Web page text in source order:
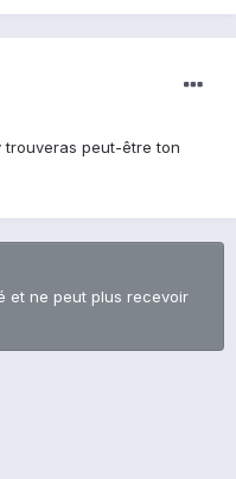
trouveras peut-être ton
et ne peut plus recevoir